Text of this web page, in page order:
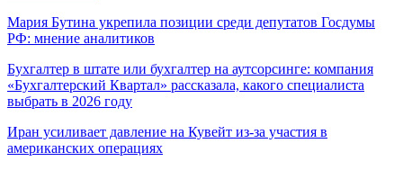
Мария Бутина укрепила позиции среди депутатов Госдумы
РФ: мнение аналитиков
Бухгалтер в штате или бухгалтер на аутсорсинге: компания
«Бухгалтерский Квартал» рассказала, какого специалиста
выбрать в 2026 году
Иран усиливает давление на Кувейт из-за участия в
американских операциях